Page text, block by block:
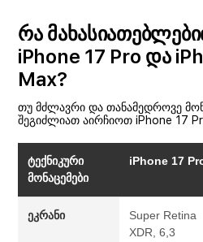
რა
iPhone 17 Pro და
Max?
თუ მძლავრი და თანამედროვე
შეგიძლიათ აირჩიოთ iPhone 17
ტექნიკური
მონაცემები
iPhone 17
ეკრანი
Super Retina
XDR, 6,3